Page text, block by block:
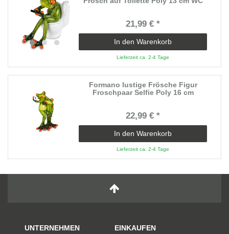
21,99 € *
In den Warenkorb
Lieferzeit ca. 2-4 Tage
Formano lustige Frösche Figur
Froschpaar Selfie Poly 16 cm
22,99 € *
In den Warenkorb
Lieferzeit ca. 2-4 Tage
UNTERNEHMEN
EINKAUFEN